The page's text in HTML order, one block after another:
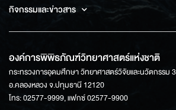
กิจกรรมและข่าวสาร
องค์การพิพิธภัณฑ์วิทยาศาสตร์แห่งชาติ
กระทรวงการอุดมศึกษา วิทยาศาสตร์วิจัยและนวัตกรรม
อ.คลองหลวง จ.ปทุมธานี 12120
โทร: 02577-9999, แฟกซ์ 02577-9900